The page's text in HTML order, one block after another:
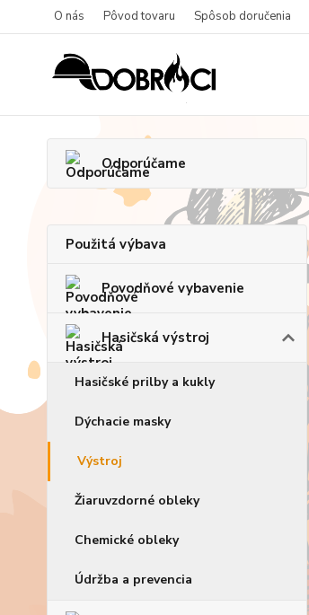
O nás Pôvod tovaru Spôsob doručenia
Odporúčame
Použitá výbava
Povodňové vybavenie
Hasičská výstroj
Hasičské prilby a kukly
Dýchacie masky
Výstroj
Žiaruvzdorné obleky
Chemické obleky
Údržba a prevencia